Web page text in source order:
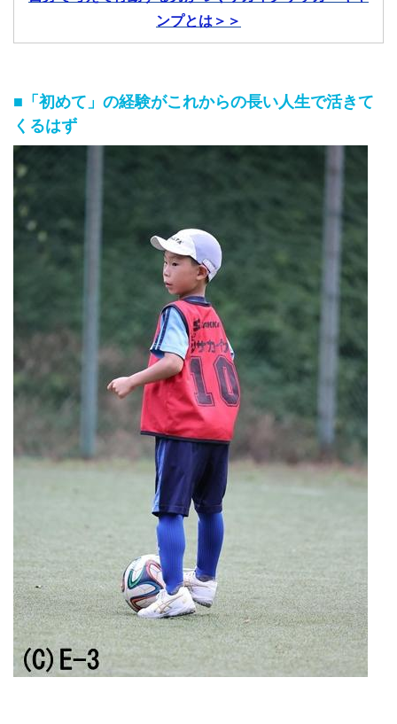
ンプとは＞＞
■「初めて」の経験がこれからの長い人生で活きて
くるはず